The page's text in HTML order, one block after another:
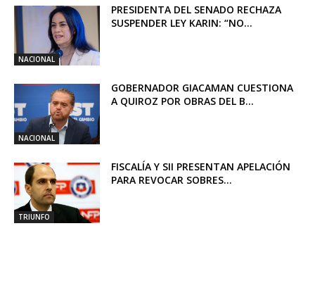
NACIONAL
PRESIDENTA DEL SENADO RECHAZA
SUSPENDER LEY KARIN: “NO...
NACIONAL
GOBERNADOR GIACAMAN CUESTIONA
A QUIROZ POR OBRAS DEL B...
TRIUNFO
FISCALÍA Y SII PRESENTAN APELACIÓN
PARA REVOCAR SOBRES...